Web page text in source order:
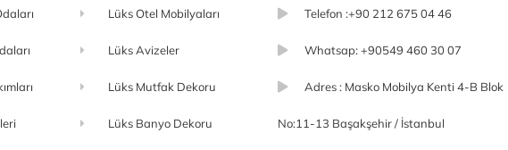
Lüks Otel Mobilyaları
Lüks Avizeler
Lüks Mutfak Dekoru
Lüks Banyo Dekoru
Telefon :+90 212 675 04 46
Whatsap: +90549 460 30 07
Adres : Masko Mobilya Kenti 4-B Blok
No:11-13 Başakşehir / İstanbul